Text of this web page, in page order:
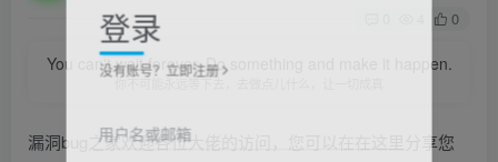
0
You can't wait forever. Do something and make it happen.
你不可能永远等下去，去做点儿什么，让一切成真
漏洞bug之家欢迎各位大佬的访问，您可以在在这里分享您
登录
没有账号？立即注册
用户名或邮箱